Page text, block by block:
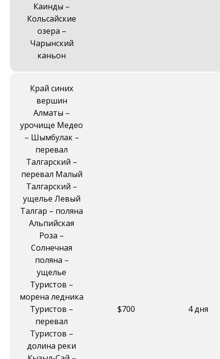
Каинды –
Кольсайские
озера –
Чарынский
каньон
Край синих
вершин
Алматы –
урочище Медео
– Шымбулак –
перевал
Талгарский –
перевал Малый
Талгарский –
ущелье Левый
Талгар – поляна
Альпийская
Роза –
Солнечная
поляна –
ущелье
Туристов –
морена ледника
Туристов –
перевал
Туристов –
долина реки
$700 4 дня